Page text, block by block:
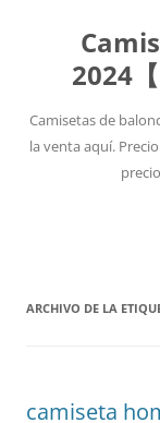
2024
Camisetas de
la venta aquí.
ARCHIVO DE LA
camiseta